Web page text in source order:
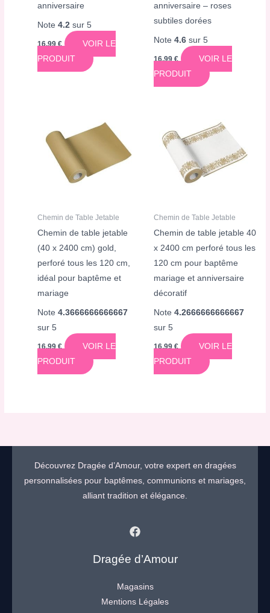
anniversaire
Note4.2 sur 5
16,99€
VOIR LE
PRODUIT
anniversaire – roses
subtiles dorées
Note 4.6sur 5
16,99€
VOIR LE
PRODUIT
Chemin de Table Jetable
Chemin de table jetable
(40 x 2400 cm) gold,
perforé tous les 120 cm,
idéal pour baptême et
mariage
Note4.3666666666667
sur 5
16,99€
VOIR LE
PRODUIT
Chemin de Table Jetable
Chemin de table jetable 40
x 2400 cm perforé tous les
120 cm pour baptême
mariage et anniversaire
décoratif
Note 4.2666666666667
sur 5
16,99€
VOIR LE
PRODUIT
Découvrez Dragée d’Amour, votre expert en dragées
personnalisées pour baptêmes, communions et mariages,
alliant tradition et élégance.
Dragée d’Amour
Magasins
Mentions Légales